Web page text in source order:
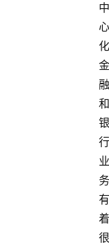
中
心
化
金
融
和
银
行
业
务
有
着
很